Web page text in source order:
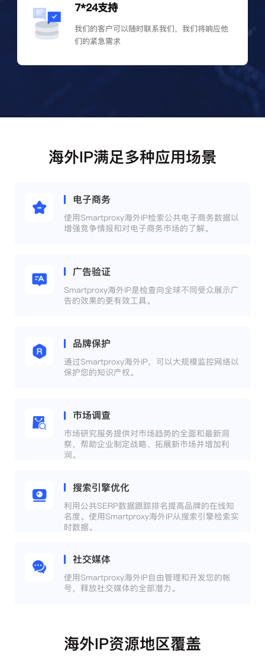
7*24支持
我们的客户可以随时联系我们，我们将响应他
们的紧急需求
海外IP满足多种应用场景
电子商务
使用Smartproxy海外IP检索公共电子商务数据以
增强竞争情报和对电子商务市场的了解。
广告验证
Smartproxy海外IP是检查向全球不同受众展示广
告的效果的更有效工具。
品牌保护
通过Smartproxy海外IP，可以大规模监控网络以
保护您的知识产权。
市场调查
市场研究服务提供对市场趋势的全面和最新洞
察，帮助企业制定战略、拓展新市场并增加利
润。
搜索引擎优化
利用公共SERP数据跟踪排名提高品牌的在线知
名度。使用Smartproxy海外IP从搜索引擎检索实
时数据。
社交媒体
使用Smartproxy海外IP自由管理和开发您的帐
号，释放社交媒体的全部潜力。
海外IP资源地区覆盖